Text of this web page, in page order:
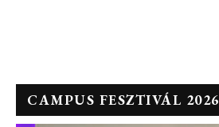
CAMPUS FESZTIVÁL 2026